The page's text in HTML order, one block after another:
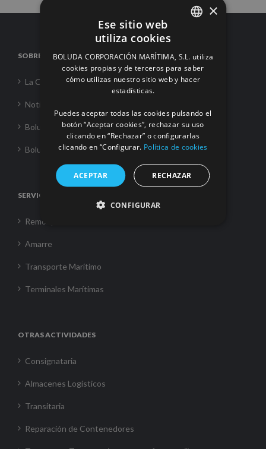
SOBRE NOSOTROS
La Corporación
Noticias
Boluda Towage
Boluda Shipping
SERVICIOS
Remolque
Amarre
Transporte Marítimo
Terminales Marítimas
OTRAS ACTIVIDADES
Consignataria
Almacenes Logísticos
Transitaria
Reparación de Contenedores
ENGLISH
FRENCH
×
Ese sitio web
utiliza cookies
BOLUDA CORPORACIÓN MARÍTIMA, S.L. utiliza
cookies propias y de terceros para saber
cómo utilizas nuestro sitio web y hacer
estadísticas.
Puedes aceptar todas las cookies pulsando el
botón “Aceptar cookies”, rechazar su uso
clicando en “Rechazar” o configurarlas
clicando en “Configurar. Política de cookies
ACEPTAR RECHAZAR
CONFIGURAR